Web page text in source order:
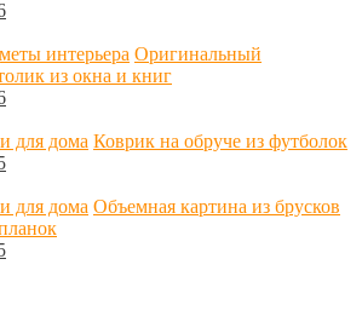
интерьера Оригинальный
из окна и книг
для дома Коврик на обруче из футболок
для дома Объемная картина из брусков